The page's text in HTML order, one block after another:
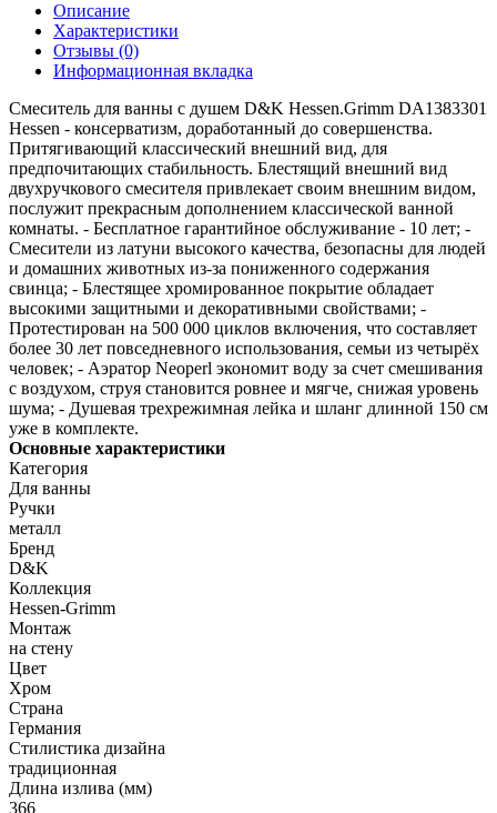
Описание
Характеристики
Отзывы (0)
Информационная вкладка
Смеситель для ванны с душем D&K Hessen.Grimm DA1383301
Hessen - консерватизм, доработанный до совершенства.
Притягивающий классический внешний вид, для
предпочитающих стабильность. Блестящий внешний вид
двухручкового смесителя привлекает своим внешним видом,
послужит прекрасным дополнением классической ванной
комнаты. - Бесплатное гарантийное обслуживание - 10 лет; -
Смесители из латуни высокого качества, безопасны для людей
и домашних животных из-за пониженного содержания
свинца; - Блестящее хромированное покрытие обладает
высокими защитными и декоративными свойствами; -
Протестирован на 500 000 циклов включения, что составляет
более 30 лет повседневного использования, семьи из четырёх
человек; - Аэратор Neoperl экономит воду за счет смешивания
с воздухом, струя становится ровнее и мягче, снижая уровень
шума; - Душевая трехрежимная лейка и шланг длинной 150 см
уже в комплекте.
Основные характеристики
Категория
Для ванны
Ручки
металл
Бренд
D&K
Коллекция
Hessen-Grimm
Монтаж
на стену
Цвет
Хром
Страна
Германия
Стилистика дизайна
традиционная
Длина излива (мм)
366